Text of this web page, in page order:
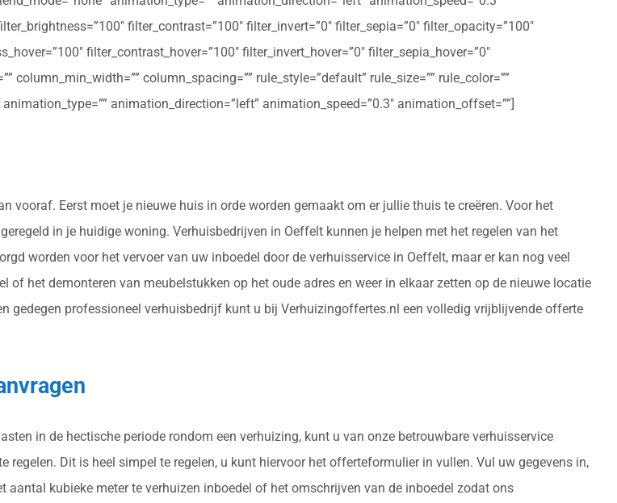
filter_contrast=”100″ filter_invert=”0″ filter_sepia=”0″ filter_opacity=”100″
filter_contrast_hover=”100″ filter_invert_hover=”0″ filter_sepia_hover=”0″
column_min_width=”” column_spacing=”” rule_style=”default” rule_size=”” rule_color=””
animation_direction=”left” animation_speed=”0.3″ animation_offset=””]
vooraf. Eerst moet je nieuwe huis in orde worden gemaakt om er jullie thuis te creëren. Voor het
in je huidige woning. Verhuisbedrijven in Oeffelt kunnen je helpen met het regelen van het
worden voor het vervoer van uw inboedel door de verhuisservice in Oeffelt, maar er kan nog veel
het demonteren van meubelstukken op het oude adres en weer in elkaar zetten op de nieuwe locatie
gedegen professioneel verhuisbedrijf kunt u bij Verhuizingoffertes.nl een volledig vrijblijvende offerte
in de hectische periode rondom een verhuizing, kunt u van onze betrouwbare verhuisservice
Dit is heel simpel te regelen, u kunt hiervoor het offerteformulier in vullen. Vul uw gegevens in,
kubieke meter te verhuizen inboedel of het omschrijven van de inboedel zodat ons